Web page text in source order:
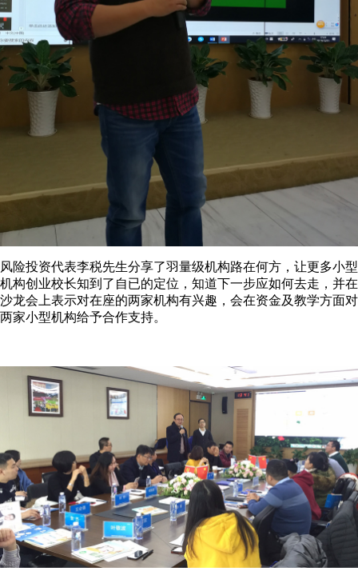
风险投资代表李税先生分享了羽量级机构路在何方，让更多小型
机构创业校长知到了自已的定位，知道下一步应如何去走，并在
沙龙会上表示对在座的两家机构有兴趣，会在资金及教学方面对
两家小型机构给予合作支持。